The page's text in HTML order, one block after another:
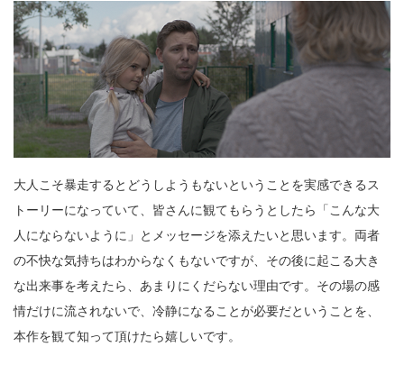
大人こそ暴走するとどうしようもないということを実感できるス
トーリーになっていて、皆さんに観てもらうとしたら「こんな大
人にならないように」とメッセージを添えたいと思います。両者
の不快な気持ちはわからなくもないですが、その後に起こる大き
な出来事を考えたら、あまりにくだらない理由です。その場の感
情だけに流されないで、冷静になることが必要だということを、
本作を観て知って頂けたら嬉しいです。